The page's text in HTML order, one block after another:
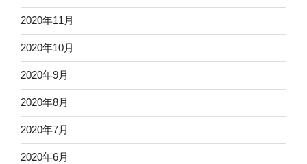
2020年11月
2020年10月
2020年9月
2020年8月
2020年7月
2020年6月